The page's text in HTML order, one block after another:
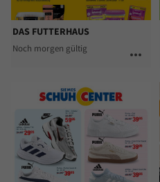
DAS FUTTERHAUS
Noch morgen gültig more_horiz